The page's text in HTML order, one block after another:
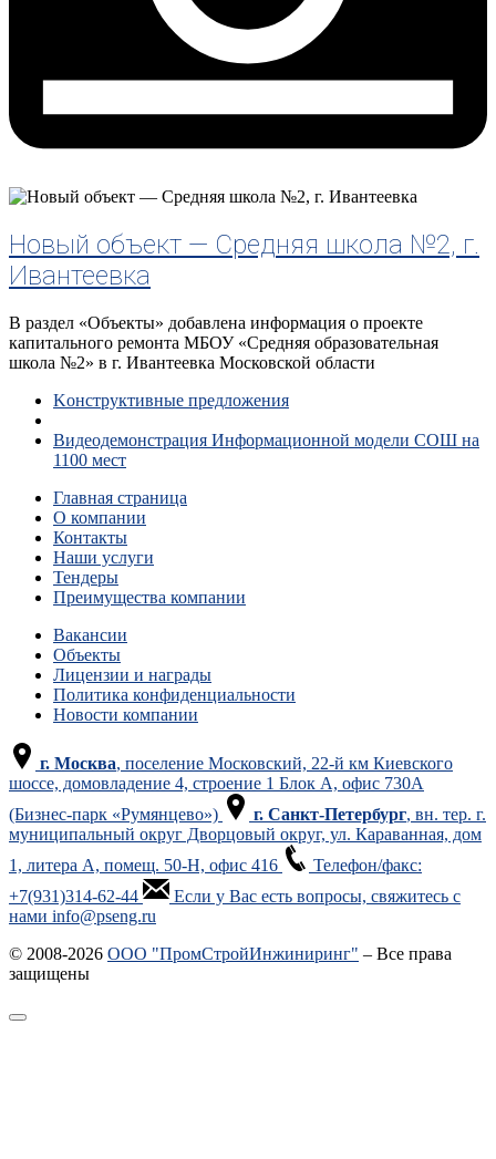
Новый объект — Средняя школа №2, г.
Ивантеевка
В раздел «Объекты» добавлена информация о проекте
капитального ремонта МБОУ «Средняя образовательная
школа №2» в г. Ивантеевка Московской области
Навигация
по
записям
Предыдущая
Koнcтpyктивныe пpeдлoжeния
к
списку
Следующая
запись
Видеодемонстрация Информационной модели СОШ на
1100 мест
Главная страница
О компании
Контакты
Наши услуги
Тендеры
Преимущества компании
Вакансии
Объекты
Лицензии и награды
Политика конфиденциальности
Новости компании
г. Москва, поселение Московский, 22-й км Киевского
шоссе, домовладение 4, строение 1 Блок А, офис 730А
(Бизнес-парк «Румянцево»)
г. Санкт-Петербург, вн. тер. г.
муниципальный округ Дворцовый округ, ул. Караванная, дом
1, литера А, помещ. 50-Н, офис 416
Телефон/факс:
+7(931)314-62-44
Если у Вас есть вопросы, свяжитесь с
нами info@pseng.ru
© 2008-2026 ООО "ПромСтройИнжиниринг" – Все права
защищены